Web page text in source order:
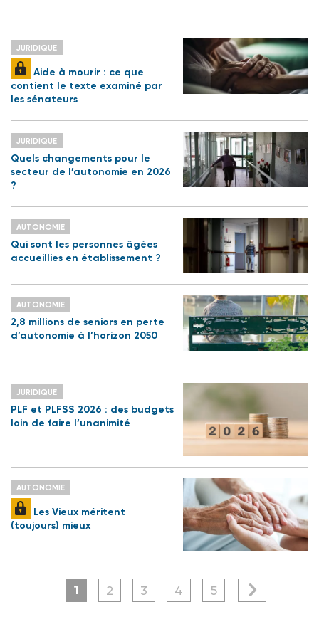
JURIDIQUE
Aide à mourir : ce que
contient le texte examiné par
les sénateurs
JURIDIQUE
Quels changements pour le
secteur de l’autonomie en 2026
?
AUTONOMIE
Qui sont les personnes âgées
accueillies en établissement ?
AUTONOMIE
2,8 millions de seniors en perte
d’autonomie à l’horizon 2050
JURIDIQUE
PLF et PLFSS 2026 : des budgets
loin de faire l’unanimité
AUTONOMIE
Les Vieux méritent
(toujours) mieux
1 2 3 4 5